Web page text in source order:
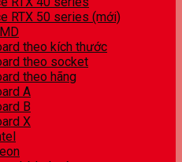
RTX 50 series (mới)
theo kích thước
theo socket
theo hãng
A
B
X